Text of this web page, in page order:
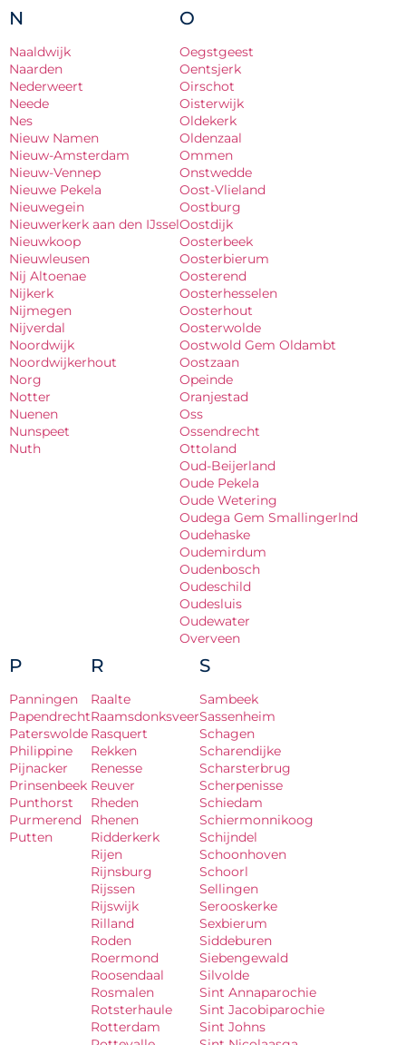
N
Naaldwijk
Naarden
Nederweert
Neede
Nes
Nieuw Namen
Nieuw-Amsterdam
Nieuw-Vennep
Nieuwe Pekela
Nieuwegein
Nieuwerkerk aan den IJssel
Nieuwkoop
Nieuwleusen
Nij Altoenae
Nijkerk
Nijmegen
Nijverdal
Noordwijk
Noordwijkerhout
Norg
Notter
Nuenen
Nunspeet
Nuth
O
Oegstgeest
Oentsjerk
Oirschot
Oisterwijk
Oldekerk
Oldenzaal
Ommen
Onstwedde
Oost-Vlieland
Oostburg
Oostdijk
Oosterbeek
Oosterbierum
Oosterend
Oosterhesselen
Oosterhout
Oosterwolde
Oostwold Gem Oldambt
Oostzaan
Opeinde
Oranjestad
Oss
Ossendrecht
Ottoland
Oud-Beijerland
Oude Pekela
Oude Wetering
Oudega Gem Smallingerlnd
Oudehaske
Oudemirdum
Oudenbosch
Oudeschild
Oudesluis
Oudewater
Overveen
P
Panningen
Papendrecht
Paterswolde
Philippine
Pijnacker
Prinsenbeek
Punthorst
Purmerend
Putten
R
Raalte
Raamsdonksveer
Rasquert
Rekken
Renesse
Reuver
Rheden
Rhenen
Ridderkerk
Rijen
Rijnsburg
Rijssen
Rijswijk
Rilland
Roden
Roermond
Roosendaal
Rosmalen
Rotsterhaule
Rotterdam
S
Sambeek
Sassenheim
Schagen
Scharendijke
Scharsterbrug
Scherpenisse
Schiedam
Schiermonnikoog
Schijndel
Schoonhoven
Schoorl
Sellingen
Serooskerke
Sexbierum
Siddeburen
Siebengewald
Silvolde
Sint Annaparochie
Sint Jacobiparochie
Sint Johns